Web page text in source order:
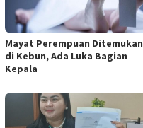
Mayat Perempuan Ditemukan
di Kebun, Ada Luka Bagian
Kepala